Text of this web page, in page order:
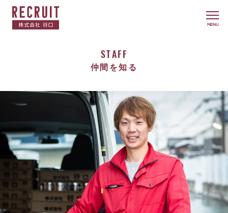
MENU
STAFF
仲間を知る